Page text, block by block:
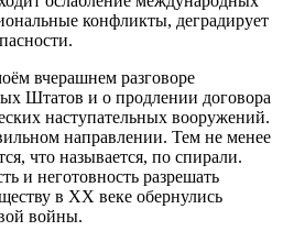
конфликты, деградирует
вчерашнем разговоре
Штатов и о продлении договора
наступательных вооружений.
направлении. Тем не менее
что называется, по спирали.
и неготовность разрешать
в ХХ веке обернулись
войны.